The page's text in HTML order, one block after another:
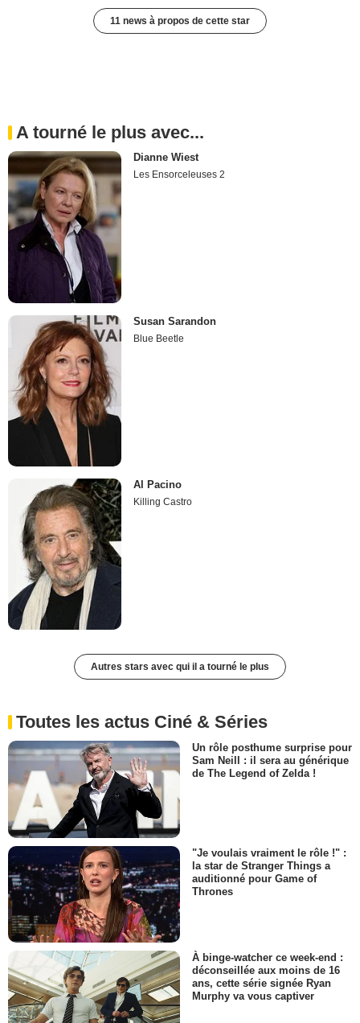
11 news à propos de cette star
A tourné le plus avec...
Dianne Wiest
Les Ensorceleuses 2
Susan Sarandon
Blue Beetle
Al Pacino
Killing Castro
Autres stars avec qui il a tourné le plus
Toutes les actus Ciné & Séries
Un rôle posthume surprise pour
Sam Neill : il sera au générique
de The Legend of Zelda !
"Je voulais vraiment le rôle !" :
la star de Stranger Things a
auditionné pour Game of
Thrones
À binge-watcher ce week-end :
déconseillée aux moins de 16
ans, cette série signée Ryan
Murphy va vous captiver